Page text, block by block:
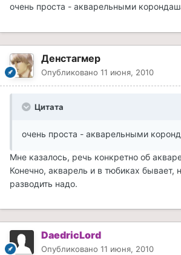
очень проста - акварельными
Денстагмер
Опубликовано 11 июня, 2010
Цитата
очень проста - акварельными
Мне казалось, речь конкретно об
Конечно, акварель и в тюбиках бывает,
разводить надо.
DaedricLord
Опубликовано 11 июня, 2010